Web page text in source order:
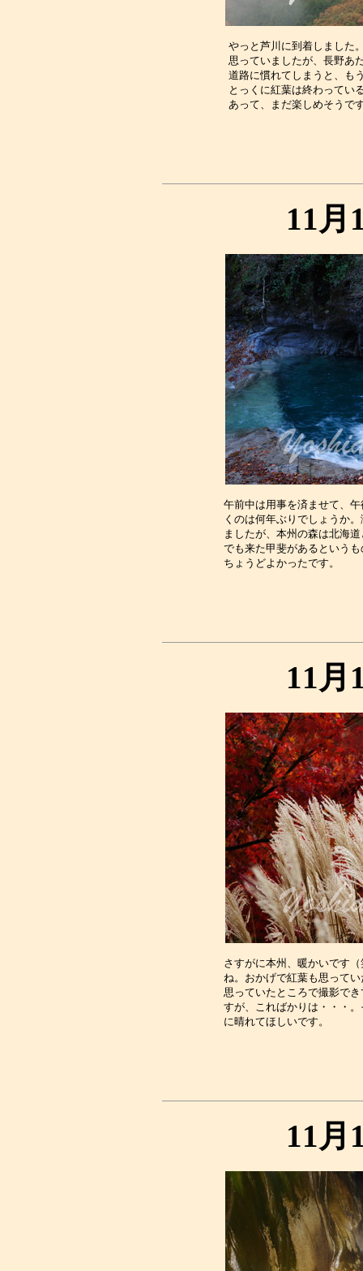
やっと芦川に到着しました
思っていましたが、長野あ
道路に慣れてしまうと、も
とっくに紅葉は終わってい
11月
午前中は用事を済ませて、
くのは何年ぶりでしょうか
ましたが、本州の森は北海
でも来た甲斐があるという
11月
さすがに本州、暖かいです
ね。おかげで紅葉も思って
思っていたところで撮影で
すが、こればかりは・・・
11月